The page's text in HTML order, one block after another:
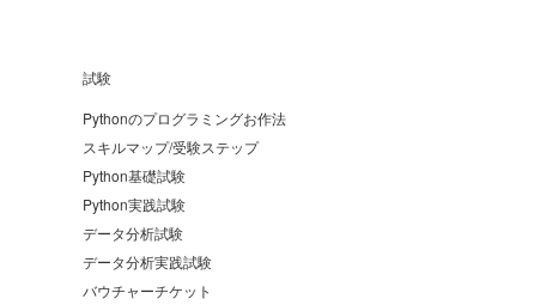
試験
Pythonのプログラミングお作法
スキルマップ/受験ステップ
Python基礎試験
Python実践試験
データ分析試験
データ分析実践試験
バウチャーチケット